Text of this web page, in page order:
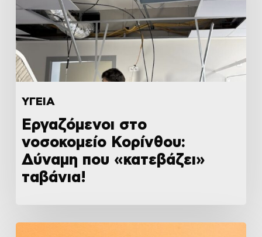
ΥΓΕΙΑ
Εργαζόμενοι στο
νοσοκομείο Κορίνθου:
Δύναμη που «κατεβάζει»
ταβάνια!